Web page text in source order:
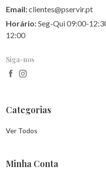
Email:clientes@pservir.pt
Horário:Seg-Qui 09:00-
12:00
Siga-nos
Categorias
Ver Todos
Minha Conta